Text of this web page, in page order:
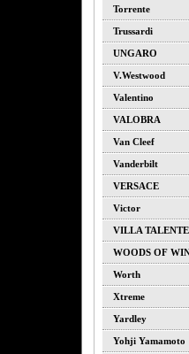
Torrente
Trussardi
UNGARO
V.westwood
Valentino
VALOBRA
Van Cleef
Vanderbilt
VERSACE
Victor
VILLA TALENTE
WOODS OF
Worth
Xtreme
Yardley
Yohji Yamamoto